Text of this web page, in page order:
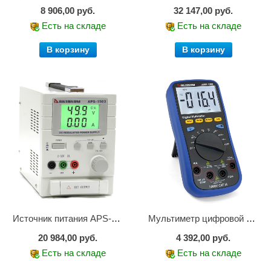
8 906,00 руб.
Есть на складе
В корзину
32 147,00 руб.
Есть на складе
В корзину
Источник питания APS-1503
20 984,00 руб.
Есть на складе
Мультиметр цифровой АММ-1203
4 392,00 руб.
Есть на складе